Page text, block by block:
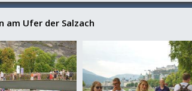
am Ufer der Salzach